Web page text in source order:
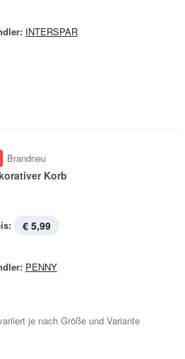
INTERSPAR
Brandneu
Korb
€ 5,99
PENNY
je nach Größe und Variante